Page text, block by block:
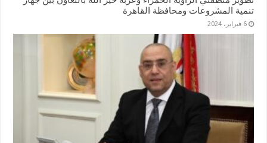
تنمية المشروعات ومحافظة القاهرة
6 فبراير، 2024